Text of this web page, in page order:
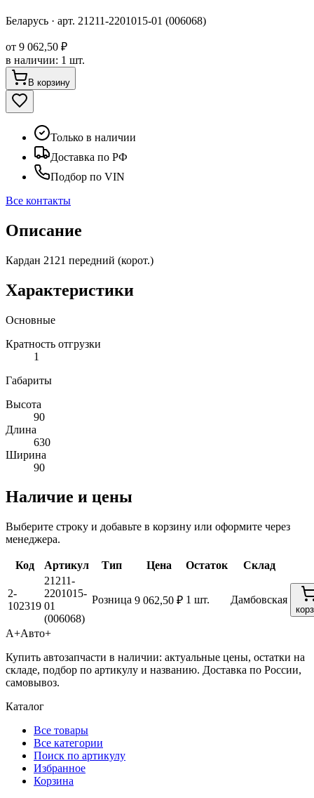
Беларусь · арт. 21211-2201015-01 (006068)
от 9 062,50 ₽
в наличии: 1 шт.
В корзину
Только в наличии
Доставка по РФ
Подбор по VIN
Все контакты
Описание
Кардан 2121 передний (корот.)
Характеристики
Основные
Кратность отгрузки
1
Габариты
Высота
90
Длина
630
Ширина
90
Наличие и цены
Выберите строку и добавьте в корзину или оформите через
менеджера.
Код Артикул Тип Цена Остаток Склад
2-
102319
21211-
2201015-
01
(006068)
Розница 9 062,50 ₽ 1 шт. Дамбовская
А+Авто+
Купить автозапчасти в наличии: актуальные цены, остатки на
складе, подбор по артикулу и названию. Доставка по России,
самовывоз.
Каталог
Все товары
Все категории
Поиск по артикулу
Избранное
Корзина